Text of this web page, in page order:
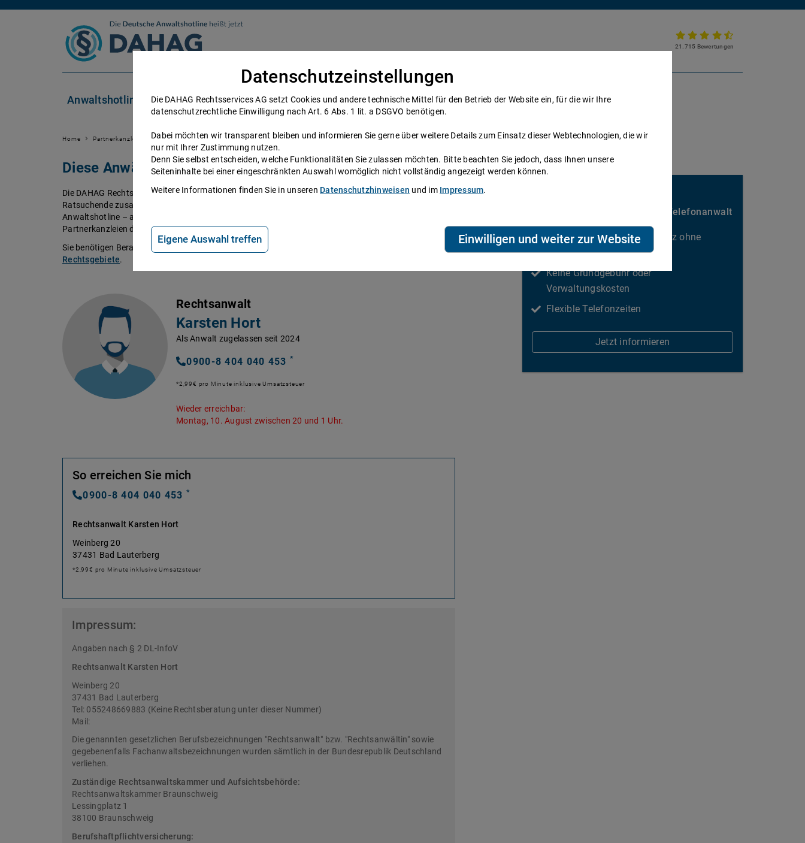
21.715 Bewertungen
Anwaltshotline Rechtsgebiete Über uns Anwälte Telefonanwalt werden Partnerkanzlei werden
Home Partnerkanzleien
Diese Anwälte beraten Sie gerne
Die DAHAG Rechtsservices AG stellt ein technisches System zur Verfügung, das Anwälte und
Ratsuchende zusammen bringt. Über 350 Partnerkanzleien aus ganz Deutschland beraten Sie über die
Anwaltshotline – an 365 Tagen im Jahr. Während ihrer Telefonzeiten erreichen Sie die
Partnerkanzleien der DAHAG Rechtsservices AG über ihre persönliche Durchwahl.
Sie benötigen Beratung in einem bestimmten Rechtsgebiet? Dann finden Sie alle Nummern hier:
Rechtsgebiete.
Rechtsanwalt
Karsten Hort
Als Anwalt zugelassen seit 2024
0900-8 404 040 453 *
*2,99€ pro Minute inklusive Umsatzsteuer
Wieder erreichbar:
Montag, 10. August zwischen 20 und 1 Uhr.
So erreichen Sie mich
0900-8 404 040 453 *
Rechtsanwalt Karsten Hort
Weinberg 20
37431 Bad Lauterberg
*2,99€ pro Minute inklusive Umsatzsteuer
Impressum:
Angaben nach § 2 DL-InfoV
Rechtsanwalt Karsten Hort
Weinberg 20
37431 Bad Lauterberg
Tel: 055248669883 (Keine Rechtsberatung unter dieser Nummer)
Mail:
Die genannten gesetzlichen Berufsbezeichnungen "Rechtsanwalt" bzw. "Rechtsanwältin" sowie
gegebenenfalls Fachanwaltsbezeichnungen wurden sämtlich in der Bundesrepublik Deutschland
verliehen.
Zuständige Rechtsanwaltskammer und Aufsichtsbehörde:
Rechtsanwaltskammer Braunschweig
Lessingplatz 1
38100 Braunschweig
Berufshaftpflichtversicherung:
Nebenbei Geld verdienen als Telefonanwalt
Kalkulierbarer Honorarumsatz ohne
Ausfallrisiko
Keine Grundgebühr oder
Verwaltungskosten
Flexible Telefonzeiten
Jetzt informieren
Datenschutzeinstellungen
Die DAHAG Rechtsservices AG setzt Cookies und andere technische Mittel für den Betrieb der Website ein, für die wir Ihre
datenschutzrechtliche Einwilligung nach Art. 6 Abs. 1 lit. a DSGVO benötigen.
Dabei möchten wir transparent bleiben und informieren Sie gerne über weitere Details zum Einsatz dieser Webtechnologien, die wir
nur mit Ihrer Zustimmung nutzen.
Denn Sie selbst entscheiden, welche Funktionalitäten Sie zulassen möchten. Bitte beachten Sie jedoch, dass Ihnen unsere
Seiteninhalte bei einer eingeschränkten Auswahl womöglich nicht vollständig angezeigt werden können.
Weitere Informationen finden Sie in unseren Datenschutzhinweisen und im Impressum.
Eigene Auswahl treffen Einwilligen und weiter zur Website